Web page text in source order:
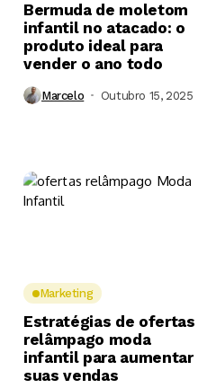
Bermuda de moletom
infantil no atacado: o
produto ideal para
vender o ano todo
Marcelo Outubro 15, 2025
Marketing
Estratégias de ofertas
relâmpago moda
infantil para aumentar
suas vendas